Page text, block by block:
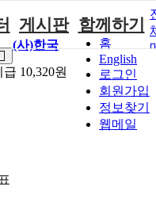
홈
English
로그인
회원가입
정보찾기
웹메일
급 10,320원
(사)한국
게시판
공지사항
함께하기
후원안내
회원가입안내
자원봉사안내